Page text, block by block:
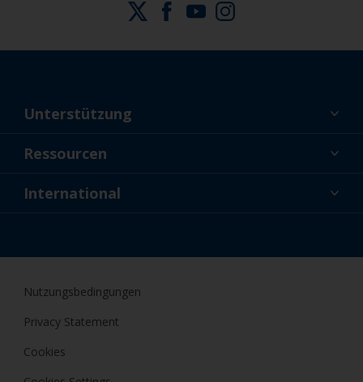
Unterstützung
Über uns
Ressourcen
Aktuelles
International
Nutzungsbedingungen
Privacy Statement
Cookies